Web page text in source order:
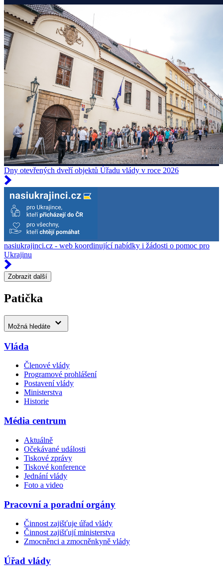
Dny otevřených dveří objektů Úřadu vlády v roce 2026
nasiukrajinci.cz - web koordinující nabídky i žádosti o pomoc pro
Ukrajinu
Zobrazit další
Patička
Možná hledáte
Vláda
Členové vlády
Programové prohlášení
Postavení vlády
Ministerstva
Historie
Média centrum
Aktuálně
Očekávané události
Tiskové zprávy
Tiskové konference
Jednání vlády
Foto a video
Pracovní a poradní orgány
Činnost zajišťuje úřad vlády
Činnost zajišťují ministerstva
Zmocněnci a zmocněnkyně vlády
Úřad vlády